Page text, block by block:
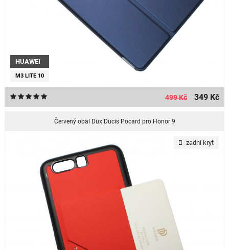
HUAWEI
M3 LITE 10
499 Kč 349 Kč
Červený obal Dux Ducis Pocard pro Honor 9
zadní kryt